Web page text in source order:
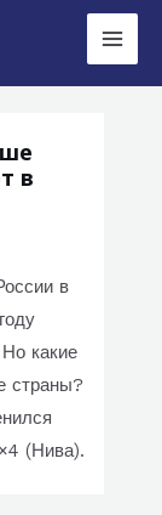
Main
в
в
какие
страны?
(Нива).